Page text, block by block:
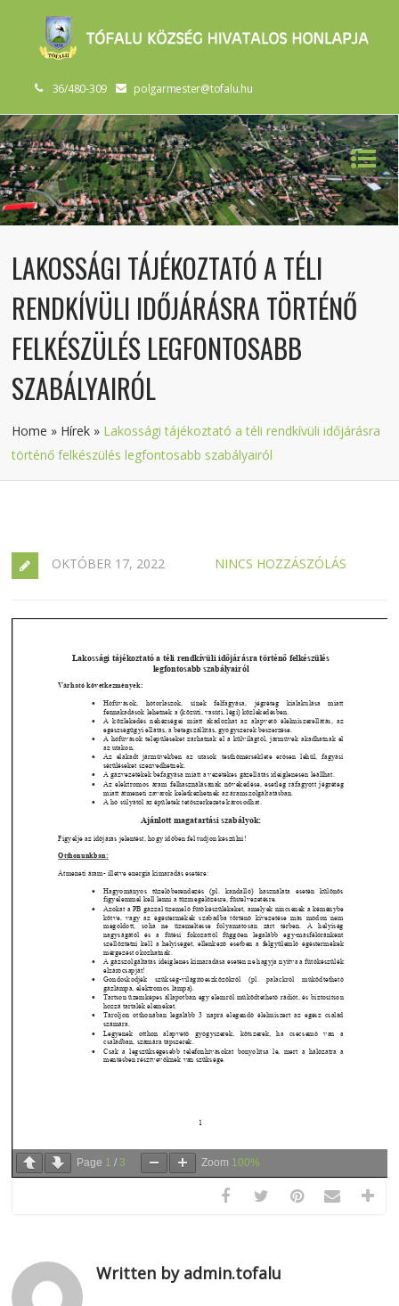
36/480-309 polgarmester@tofalu.hu
LAKOSSÁGI TÁJÉKOZTATÓ A TÉLI
RENDKÍVÜLI IDŐJÁRÁSRA TÖRTÉNŐ
FELKÉSZÜLÉS LEGFONTOSABB
SZABÁLYAIRÓL
Home » Hírek » Lakossági tájékoztató a téli rendkívüli időjárásra
történő felkészülés legfontosabb szabályairól
OKTÓBER 17, 2022 NINCS HOZZÁSZÓLÁS
Page 1 / 3 Zoom 100%
Written by admin.tofalu